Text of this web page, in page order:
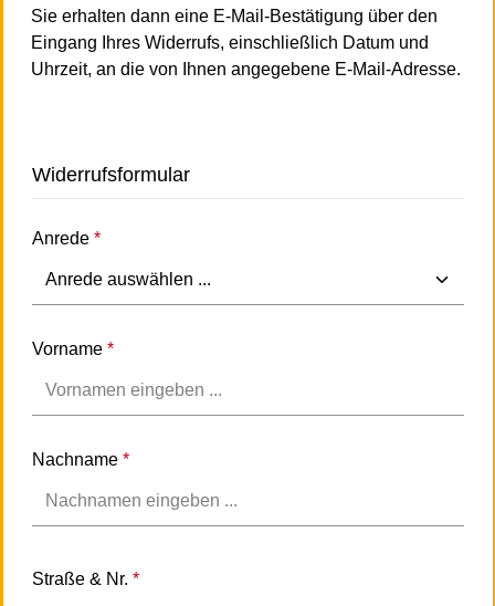
Sie erhalten dann eine E-Mail-Bestätigung über den
Eingang Ihres Widerrufs, einschließlich Datum und
Uhrzeit, an die von Ihnen angegebene E-Mail-Adresse.
Widerrufsformular
Anrede *
Vorname *
Nachname *
Straße & Nr. *